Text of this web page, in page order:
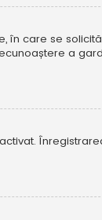
în care se
a